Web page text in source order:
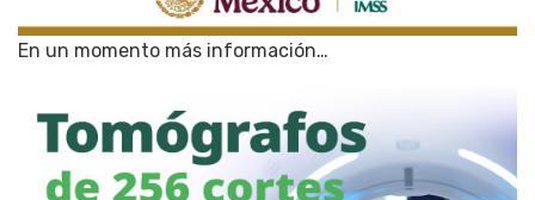
En un momento más información…